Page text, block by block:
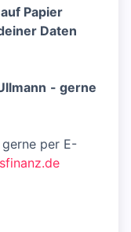
Papier
Daten
- gerne
per E-